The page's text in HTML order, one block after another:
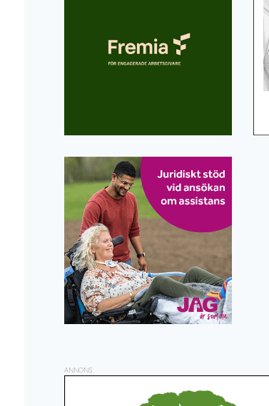
ANNONS